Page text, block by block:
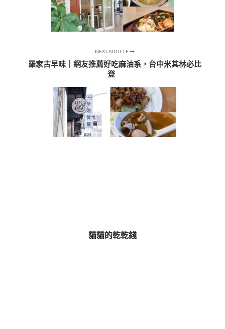
NEXT ARTICLE
羅家古早味｜網友推薦好吃麻油系，台中米其林必比
登
貓貓的乾乾錢